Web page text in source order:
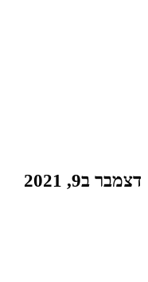
דצמבר ב9, 2021